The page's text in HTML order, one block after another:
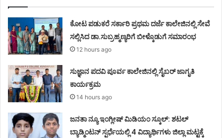
ಕೋಟ ಪಡುಕರೆ ಸರ್ಕಾರಿ ಪ್ರಥಮ ದರ್ಜೆ ಕಾಲೇಜಿನಲ್ಲಿ ಸೇವೆ
ಸಲ್ಲಿಸಿದ ಡಾ.ಸುಬ್ರಹ್ಮಣ್ಯರಿಗೆ ಬೀಳ್ಕೊಡುಗೆ ಸಮಾರಂಭ
12 hours ago
ಸುಜ್ಞಾನ ಪದವಿ ಪೂರ್ವ ಕಾಲೇಜಿನಲ್ಲಿ ಸೈಬರ್ ಜಾಗೃತಿ
ಕಾರ್ಯಕ್ರಮ
14 hours ago
ಜನತಾ ನ್ಯೂ ಇಂಗ್ಲೀಷ್ ಮಿಡಿಯಂ ಸ್ಕೂಲ್: ಶಟಲ್
ಬ್ಯಾಡ್ಮಿಂಟನ್ ಸ್ಪರ್ಧೆಯಲ್ಲಿ 4 ವಿದ್ಯಾರ್ಥಿಗಳು ಜಿಲ್ಲಾ ಮಟ್ಟಕ್ಕೆ